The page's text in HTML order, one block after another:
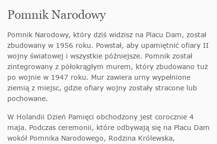
Pomnik Narodowy
Pomnik Narodowy, który dziś widzisz na Placu Dam, został
zbudowany w 1956 roku. Powstał, aby upamiętnić ofiary II
wojny światowej i wszystkie późniejsze. Pomnik został
zintegrowany z półokrągłym murem, który zbudowano tuż
po wojnie w 1947 roku. Mur zawiera urny wypełnione
ziemią z miejsc, gdzie ofiary wojny zostały stracone lub
pochowane.
W Holandii Dzień Pamięci obchodzony jest corocznie 4
maja. Podczas ceremonii, które odbywają się na Placu Dam
wokół Pomnika Narodowego, Rodzina Królewska,